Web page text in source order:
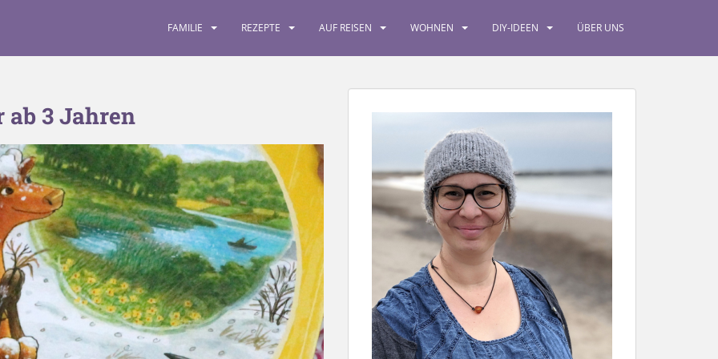
FAMILIE REZEPTE AUF REISEN WOHNEN DIY-IDEEN ÜBER UNS
3 Jahren